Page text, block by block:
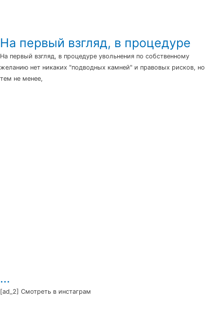
На первый взгляд, в процедуре
На первый взгляд, в процедуре увольнения по собственному
желанию нет никаких "подводных камней" и правовых рисков, но
тем не менее,
…
[ad_2] Смотреть в инстаграм